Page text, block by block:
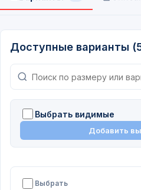
Доступные варианты
Выбрать видимые
Добавить
Выбрать